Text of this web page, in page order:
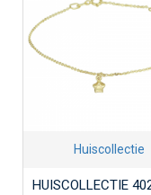
Huiscollectie